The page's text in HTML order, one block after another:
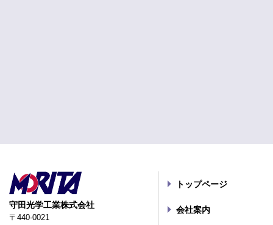
守田光学工業株式会社
〒440-0021
トップページ
会社案内